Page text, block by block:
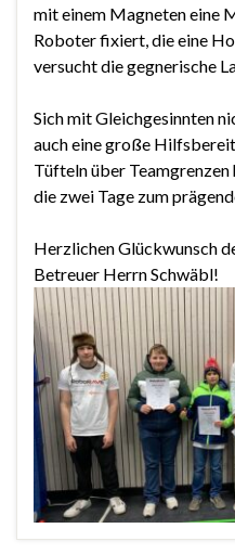
mit einem Magneten eine
Roboter fixiert, die eine
versucht die gegnerische
Sich mit Gleichgesinnten
auch eine große
Tüfteln über
die zwei Tage zum
Herzlichen Glückwunsch
Betreuer Herrn Schwäbl!